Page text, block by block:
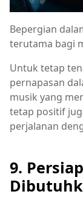
Bepergian
terutama bagi
Untuk tetap
pernapasan
musik yang
tetap positif
perjalanan
9.